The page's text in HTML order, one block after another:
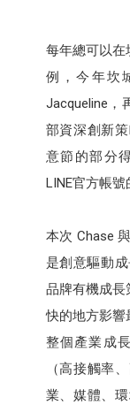
每年總可以在
例，今年坎
Jacqueline，
部資深創新
意節的部分
LINE官方帳號
本次 Chase
是創意驅動
品牌有機成長
快的地方影響
整個產業成
（高接觸率
業、媒體、